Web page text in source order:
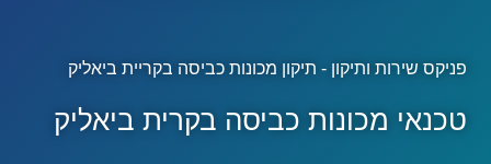
פניקס שירות ותיקון - תיקון מכונות כביסה בקריית ביאליק
טכנאי מכונות כביסה בקרית ביאליק